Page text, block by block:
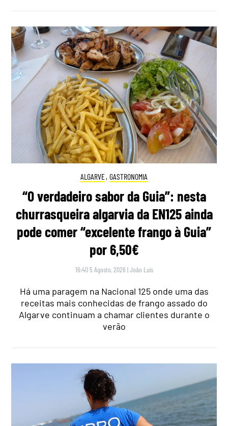
ALGARVE, GASTRONOMIA
“O verdadeiro sabor da Guia”: nesta
churrasqueira algarvia da EN125 ainda
pode comer “excelente frango à Guia”
por 6,50€
16:40 5 Agosto, 2026 |João Luís
Há uma paragem na Nacional 125 onde uma das
receitas mais conhecidas de frango assado do
Algarve continuam a chamar clientes durante o
verão